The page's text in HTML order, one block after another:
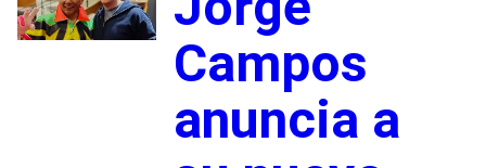
Campos
anuncia a